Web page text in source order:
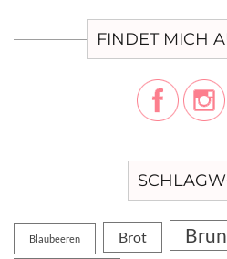
FINDET MICH
Blaubeeren Brot